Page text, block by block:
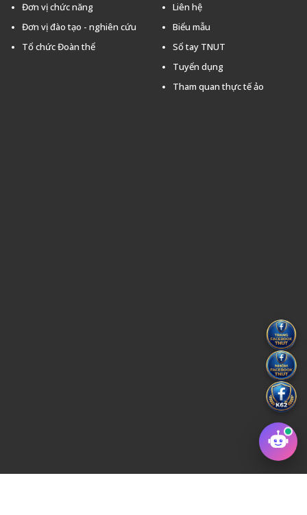
Đơn vị chức năng
Đơn vị đào tạo - nghiên cứu
Tổ chức Đoàn thể
Liên hệ
Biểu mẫu
Sổ tay TNUT
Tuyển dụng
Tham quan thực tế ảo